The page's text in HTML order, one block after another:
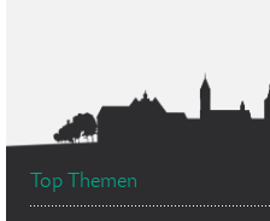
Top Themen